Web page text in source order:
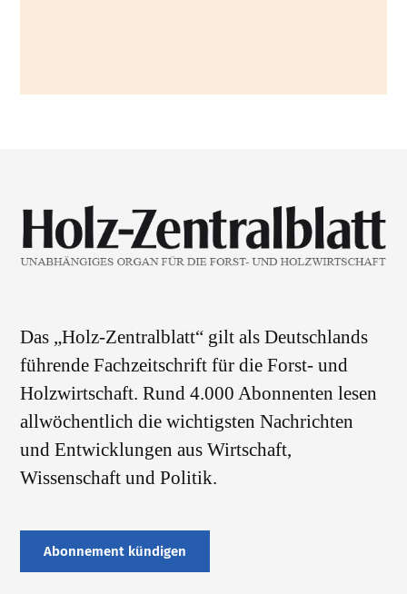
Das „Holz-Zentralblatt“ gilt als Deutschlands
führende Fachzeitschrift für die Forst- und
Holzwirtschaft. Rund 4.000 Abonnenten lesen
allwöchentlich die wichtigsten Nachrichten
und Entwicklungen aus Wirtschaft,
Wissenschaft und Politik.
Abonnement kündigen